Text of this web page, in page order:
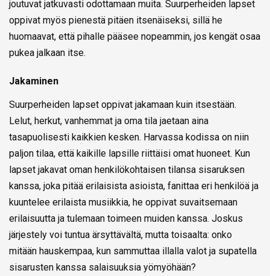
joutuvat jatkuvasti odottamaan muita. Suurperheiden lapset
oppivat myös pienestä pitäen itsenäiseksi, sillä he
huomaavat, että pihalle pääsee nopeammin, jos kengät osaa
pukea jalkaan itse.
Jakaminen
Suurperheiden lapset oppivat jakamaan kuin itsestään.
Lelut, herkut, vanhemmat ja oma tila jaetaan aina
tasapuolisesti kaikkien kesken. Harvassa kodissa on niin
paljon tilaa, että kaikille lapsille riittäisi omat huoneet. Kun
lapset jakavat oman henkilökohtaisen tilansa sisaruksen
kanssa, joka pitää erilaisista asioista, fanittaa eri henkilöä ja
kuuntelee erilaista musiikkia, he oppivat suvaitsemaan
erilaisuutta ja tulemaan toimeen muiden kanssa. Joskus
järjestely voi tuntua ärsyttävältä, mutta toisaalta: onko
mitään hauskempaa, kun sammuttaa illalla valot ja supatella
sisarusten kanssa salaisuuksia yömyöhään?